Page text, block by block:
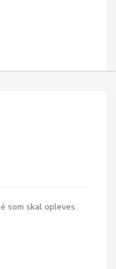
som skal opleves.